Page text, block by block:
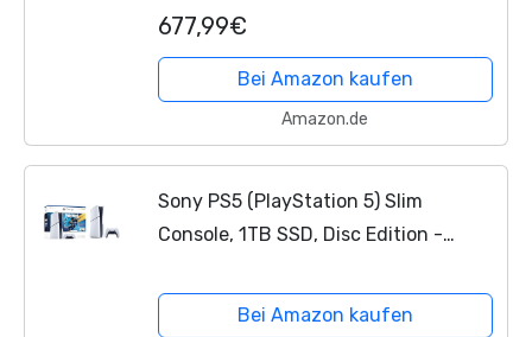
677,99€
Bei Amazon kaufen
Amazon.de
Sony PS5 (PlayStation 5) Slim
Console, 1TB SSD, Disc Edition -
Bei Amazon kaufen